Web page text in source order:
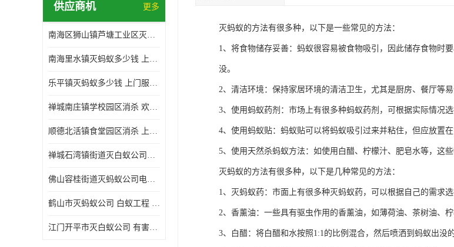
供应商机 更多
南海区狮山镇芦塘工业区灭白蚁多少钱 上门服务 确定方案
南海里水镇灭蚂蚁多少钱 上门服务 确定方案
乐平镇灭蚂蚁多少钱 上门服务 确定方案
禅城南庄镇学校园区消杀 欢迎电话咨询 价格优惠
顺德北活镇食堂园区消杀 上门服务 确定方案
禅城石湾镇街道灭白蚁公司电话 病媒生物防治 上门服务 确定方案
佛山容桂街道灭蚂蚁公司电话 白蚁防治 上门服务 确定方案
鹤山市灭蚂蚁公司 白蚁工程 欢迎电话咨询 价格优惠
江门开平市灭白蚁公司 有害生物防治 上门服务 确定方案
灭蚂蚁的方法有很多种，以下是一些常见的方法：
1、将食物储存妥善：蚂蚁很容易被食物吸引，因此储存食物时
没。
2、清洁环境：保持家居环境的清洁卫生，尤其是厨房、餐厅等
3、使用蚂蚁药剂：市场上有很多种蚂蚁药剂，可根据实际情况
4、使用蚂蚁贴：蚂蚁贴可以将蚂蚁吸引过来并粘住，但应放置
5、使用天然杀蚂蚁方法：如使用白醋、柠檬汁、肥皂水等，这
灭蚂蚁的方法有很多种，以下是几种常见的方法：
1、灭蚂蚁药：市面上有很多种灭蚂蚁药，可以根据自己的需求
2、香薰油：一些具有驱虫作用的香薰油，如薄荷油、茶树油、
3、白醋：将白醋和水按照1:1的比例混合，然后喷洒到蚂蚁出没